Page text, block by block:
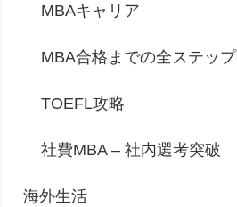
MBAキャリア
MBA合格までの全ステップ
TOEFL攻略
社費MBA – 社内選考突破
海外生活